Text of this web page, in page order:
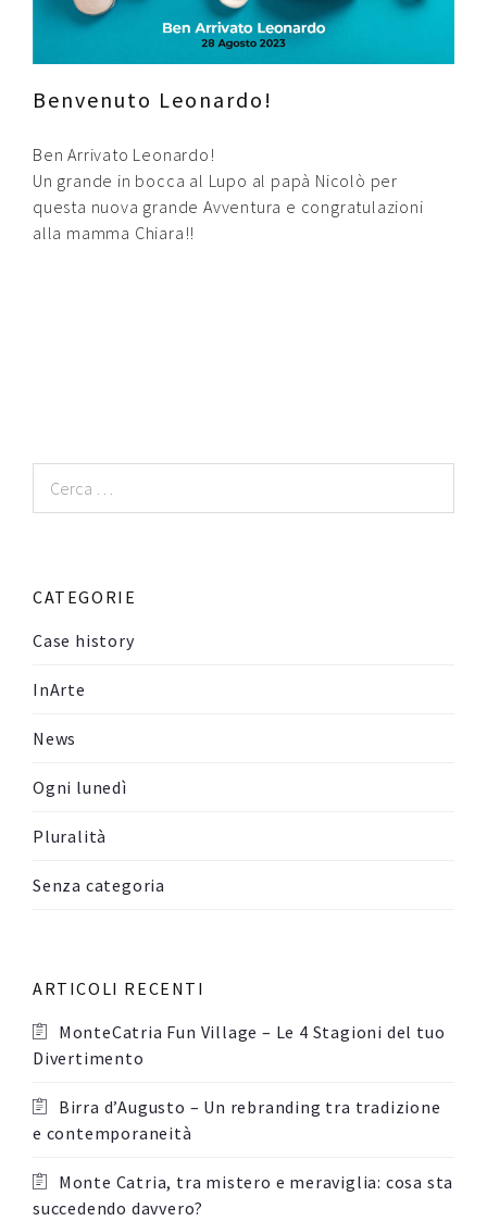
Contatti
Benvenuto Leonardo!
Ben Arrivato Leonardo!
Un grande in bocca al Lupo al papà Nicolò per
questa nuova grande Avventura e congratulazioni
alla mamma Chiara!!
per:
CATEGORIE
Case history
InArte
News
Ogni lunedì
Pluralità
Senza categoria
ARTICOLI RECENTI
MonteCatria Fun Village – Le 4 Stagioni del tuo
Divertimento
Birra d’Augusto – Un rebranding tra tradizione
e contemporaneità
Monte Catria, tra mistero e meraviglia: cosa sta
succedendo davvero?